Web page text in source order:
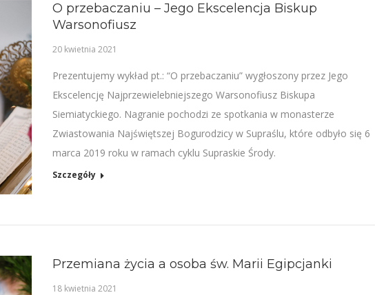
O przebaczaniu – Jego Ekscelencja Biskup
Warsonofiusz
20 kwietnia 2021
Prezentujemy wykład pt.: “O przebaczaniu” wygłoszony przez Jego
Ekscelencję Najprzewielebniejszego Warsonofiusz Biskupa
Siemiatyckiego. Nagranie pochodzi ze spotkania w monasterze
Zwiastowania Najświętszej Bogurodzicy w Supraślu, które odbyło się 6
marca 2019 roku w ramach cyklu Supraskie Środy.
Szczegóły
Przemiana życia a osoba św. Marii Egipcjanki
18 kwietnia 2021